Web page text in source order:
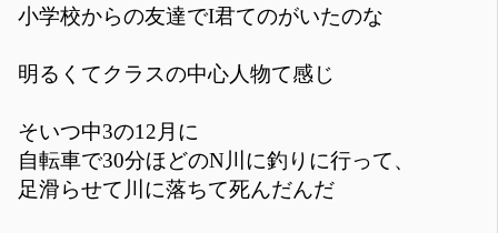
小学校からの友達でI君てのがいたのな
明るくてクラスの中心人物て感じ
そいつ中3の12月に
自転車で30分ほどのN川に釣りに行って、
足滑らせて川に落ちて死んだんだ